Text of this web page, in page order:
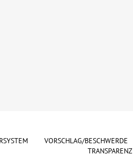
VORSCHLAG/BESCHWERDE
TRANSPARENZ